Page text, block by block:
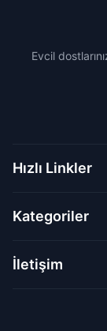
Evcil
Hızlı Linkler
Kategoriler
İletişim